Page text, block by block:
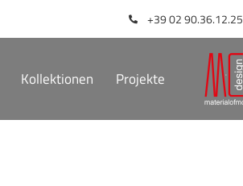
+39 02 90.36.12.25
Kollektionen Projekte